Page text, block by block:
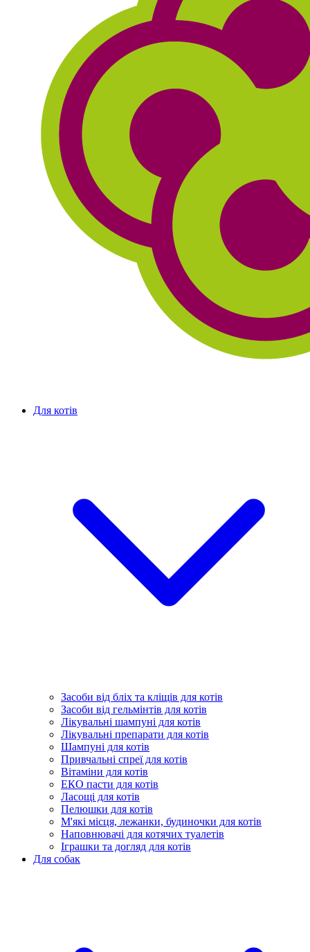
Для котів
Засоби від бліх та кліщів для котів
Засоби від гельмінтів для котів
Лікувальні шампуні для котів
Лікувальні препарати для котів
Шампуні для котів
Привчальні спреї для котів
Вітаміни для котів
ЕКО пасти для котів
Ласощі для котів
Пелюшки для котів
М'які місця, лежанки, будиночки для котів
Наповнювачі для котячих туалетів
Іграшки та догляд для котів
Для собак